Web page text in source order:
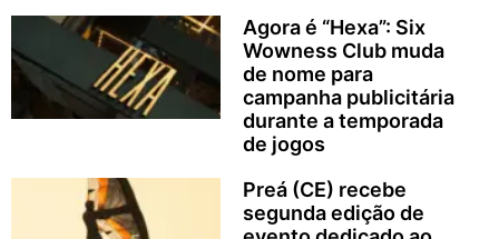
Agora é “Hexa”: Six
Wowness Club muda
de nome para
campanha publicitária
durante a temporada
de jogos
Preá (CE) recebe
segunda edição de